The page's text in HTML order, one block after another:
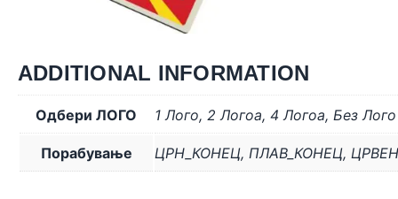
ADDITIONAL INFORMATION
Одбери ЛОГО 1 Лого, 2 Логоa, 4 Логоa, Без Лого
Порабување ЦРН_КОНЕЦ, ПЛАВ_КОНЕЦ,